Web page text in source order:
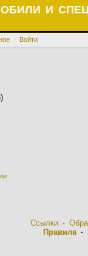
И
· Войти
Ссылки·
Правила·